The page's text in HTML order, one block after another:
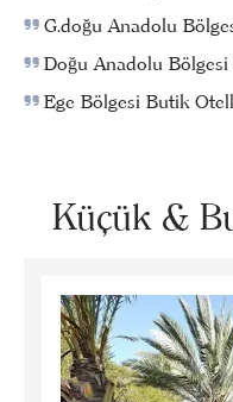
G.doğu Anadolu
Doğu Anadolu
Ege Bölgesi Butik
Küçük &